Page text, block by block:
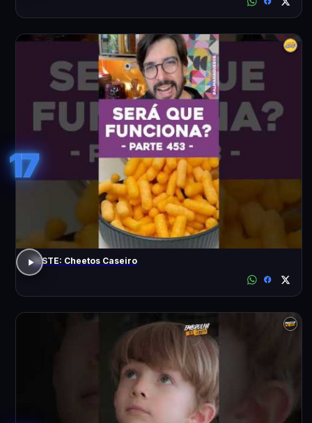
17
TESTE: Cheetos Caseiro